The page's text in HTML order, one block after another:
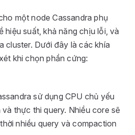
một node Cassandra phụ
hiệu suất, khả năng chịu lỗi, và
cluster. Dưới đây là các khía
khi chọn phần cứng:
sử dụng CPU chủ yếu
thực thi query. Nhiều core sẽ
nhiều query và compaction